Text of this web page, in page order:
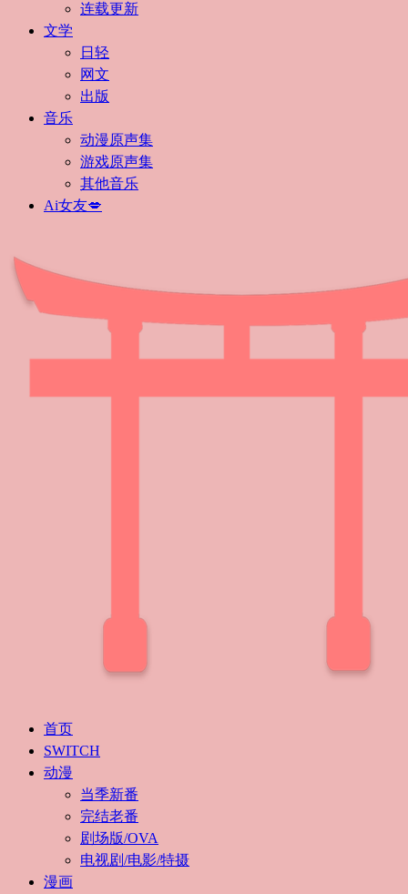
连载更新
文学
日轻
网文
出版
音乐
动漫原声集
游戏原声集
其他音乐
Ai女友💋
首页
SWITCH
动漫
当季新番
完结老番
剧场版/OVA
电视剧/电影/特摄
漫画